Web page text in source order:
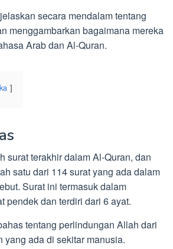
secara mendalam tentang
menggambarkan bagaimana mereka
Arab dan Al-Quran.
surat terakhir dalam Al-Quran, dan
satu dari 114 surat yang ada dalam
Surat ini termasuk dalam
pendek dan terdiri dari 6 ayat.
tentang perlindungan Allah dari
yang ada di sekitar manusia.